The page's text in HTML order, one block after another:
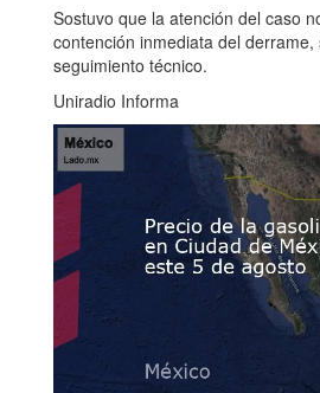
Sostuvo que la atención del caso
contención inmediata del derrame,
seguimiento técnico.
Uniradio Informa